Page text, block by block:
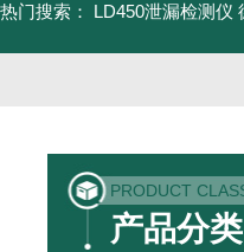
热门搜索： LD450泄漏检测仪
PRODUCT
产品分类